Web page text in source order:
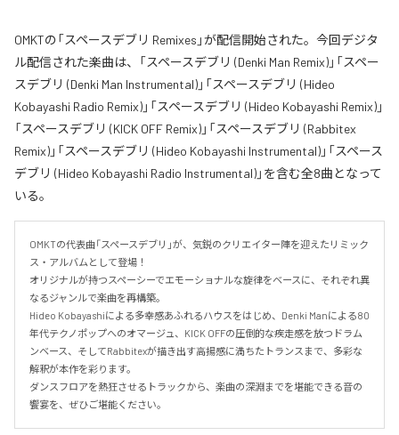
OMKTの「スペースデブリ Remixes」が配信開始された。今回デジタ
ル配信された楽曲は、「スペースデブリ (Denki Man Remix)」「スペー
スデブリ (Denki Man Instrumental)」「スペースデブリ (Hideo
Kobayashi Radio Remix)」「スペースデブリ (Hideo Kobayashi Remix)」
「スペースデブリ (KICK OFF Remix)」「スペースデブリ (Rabbitex
Remix)」「スペースデブリ (Hideo Kobayashi Instrumental)」「スペース
デブリ (Hideo Kobayashi Radio Instrumental)」を含む全8曲となって
いる。
OMKTの代表曲「スペースデブリ」が、気鋭のクリエイター陣を迎えたリミック
ス・アルバムとして登場！
オリジナルが持つスペーシーでエモーショナルな旋律をベースに、それぞれ異
なるジャンルで楽曲を再構築。
Hideo Kobayashiによる多幸感あふれるハウスをはじめ、Denki Manによる80
年代テクノポップへのオマージュ、KICK OFFの圧倒的な疾走感を放つドラム
ンベース、そしてRabbitexが描き出す高揚感に満ちたトランスまで、多彩な
解釈が本作を彩ります。
ダンスフロアを熱狂させるトラックから、楽曲の深淵までを堪能できる音の
饗宴を、ぜひご堪能ください。